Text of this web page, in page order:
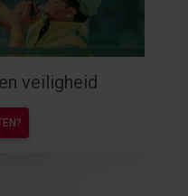
veiligheid